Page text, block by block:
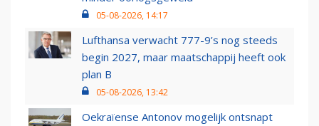
05-08-2026, 14:17
Lufthansa verwacht 777-9’s nog steeds
begin 2027, maar maatschappij heeft ook
plan B
05-08-2026, 13:42
Oekraïense Antonov mogelijk ontsnapt